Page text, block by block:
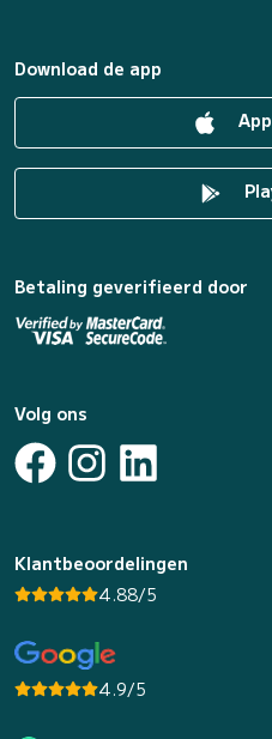
Download de app
Betaling geverifieerd door
Volg ons
Klantbeoordelingen
4.88/5
4.9/5